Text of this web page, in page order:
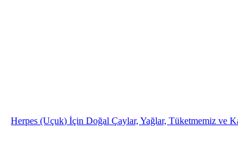
Herpes (Uçuk) İçin Doğal Çaylar, Yağlar, Tüketmemiz ve